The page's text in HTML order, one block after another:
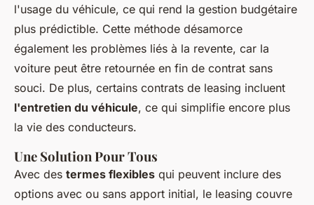
l'usage du véhicule, ce qui rend la gestion budgétaire
plus prédictible. Cette méthode désamorce
également les problèmes liés à la revente, car la
voiture peut être retournée en fin de contrat sans
souci. De plus, certains contrats de leasing incluent
l'entretien du véhicule, ce qui simplifie encore plus
la vie des conducteurs.
Une Solution Pour Tous
Avec des termes flexibles qui peuvent inclure des
options avec ou sans apport initial, le leasing couvre